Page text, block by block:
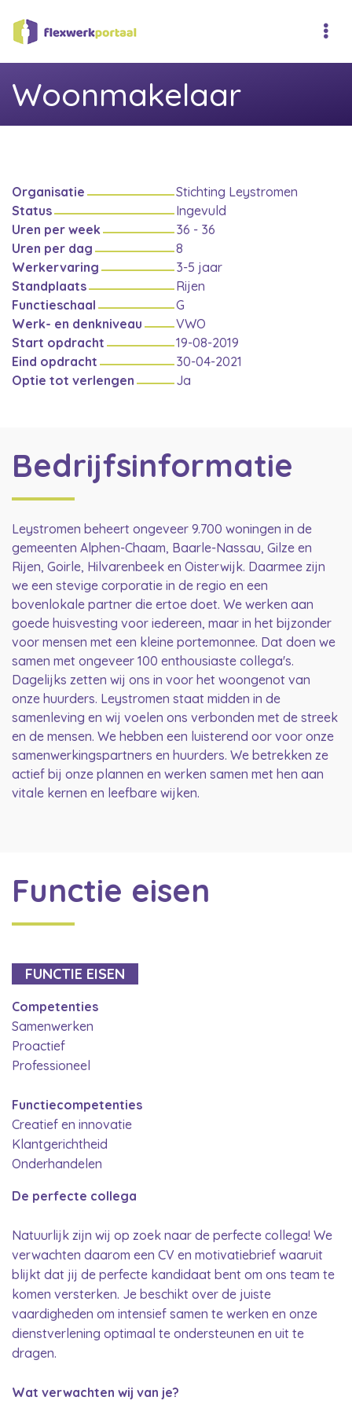
Woonmakelaar
Organisatie
Stichting Leystromen
Status
Ingevuld
Uren per week
36 - 36
Uren per dag
8
Werkervaring
3-5 jaar
Standplaats
Rijen
Functieschaal
G
Werk- en denkniveau
VWO
Start opdracht
19-08-2019
Eind opdracht
30-04-2021
Optie tot verlengen
Ja
Bedrijfsinformatie
Leystromen beheert ongeveer 9.700 woningen in de
gemeenten Alphen-Chaam, Baarle-Nassau, Gilze en
Rijen, Goirle, Hilvarenbeek en Oisterwijk. Daarmee zijn
we een stevige corporatie in de regio en een
bovenlokale partner die ertoe doet. We werken aan
goede huisvesting voor iedereen, maar in het bijzonder
voor mensen met een kleine portemonnee. Dat doen we
samen met ongeveer 100 enthousiaste collega's.
Dagelijks zetten wij ons in voor het woongenot van
onze huurders. Leystromen staat midden in de
samenleving en wij voelen ons verbonden met de streek
en de mensen. We hebben een luisterend oor voor onze
samenwerkingspartners en huurders. We betrekken ze
actief bij onze plannen en werken samen met hen aan
vitale kernen en leefbare wijken.
Functie eisen
FUNCTIE EISEN
Competenties
Samenwerken
Proactief
Professioneel
Functiecompetenties
Creatief en innovatie
Klantgerichtheid
Onderhandelen
De perfecte collega
Natuurlijk zijn wij op zoek naar de perfecte collega! We
verwachten daarom een CV en motivatiebrief waaruit
blijkt dat jij de perfecte kandidaat bent om ons team te
komen versterken. Je beschikt over de juiste
vaardigheden om intensief samen te werken en onze
dienstverlening optimaal te ondersteunen en uit te
dragen.
Wat verwachten wij van je?